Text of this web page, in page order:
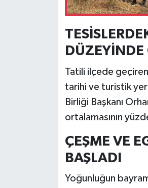
DÜZEYİNDE
Tatili ilçede
tarihi ve turistik
Birliği Başkanı
ortalamasının
ÇEŞME VE
BAŞLADI
Yoğunluğun